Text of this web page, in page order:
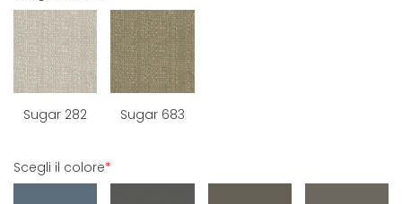
Sugar 282 Sugar 683
Scegli il colore*